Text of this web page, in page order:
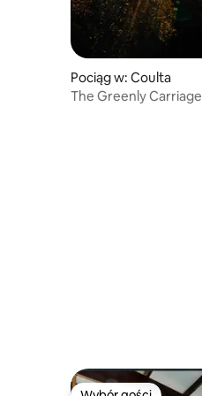
Pociąg w: Coulta
The Greenly